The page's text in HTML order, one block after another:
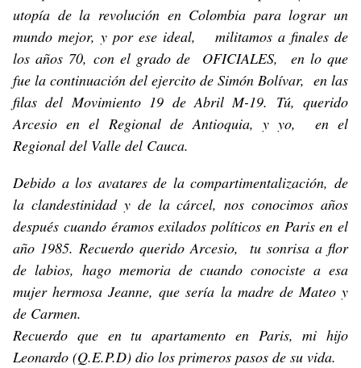
utopía de la revolución en Colombia para lograr un
mundo mejor, y por ese ideal, militamos a finales de
los años 70, con el grado de OFICIALES, en lo que
fue la continuación del ejercito de Simón Bolívar, en las
filas del Movimiento 19 de Abril M-19. Tú, querido
Arcesio en el Regional de Antioquia, y yo, en el
Regional del Valle del Cauca.
Debido a los avatares de la compartimentalización, de
la clandestinidad y de la cárcel, nos conocimos años
después cuando éramos exilados políticos en Paris en el
año 1985. Recuerdo querido Arcesio, tu sonrisa a flor
de labios, hago memoria de cuando conociste a esa
mujer hermosa Jeanne, que sería la madre de Mateo y
de Carmen.
Recuerdo que en tu apartamento en Paris, mi hijo
Leonardo (Q.E.P.D) dio los primeros pasos de su vida.